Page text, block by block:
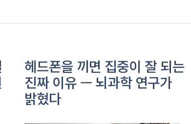
헤드폰을 끼면 집중이 잘 되는
진짜 이유 — 뇌과학 연구가
밝혔다